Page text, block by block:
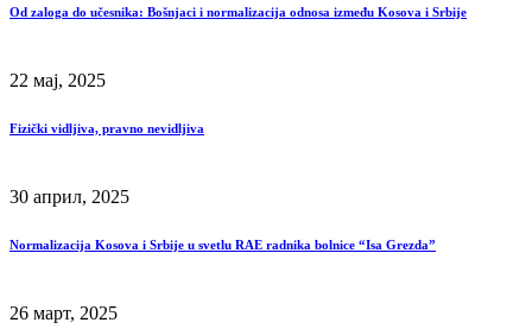
Od zaloga do učesnika: Bošnjaci i normalizacija odnosa između Kosova i Srbije
22 мај, 2025
Fizički vidljiva, pravno nevidljiva
30 април, 2025
Normalizacija Kosova i Srbije u svetlu RAE radnika bolnice “Isa Grezda”
26 март, 2025